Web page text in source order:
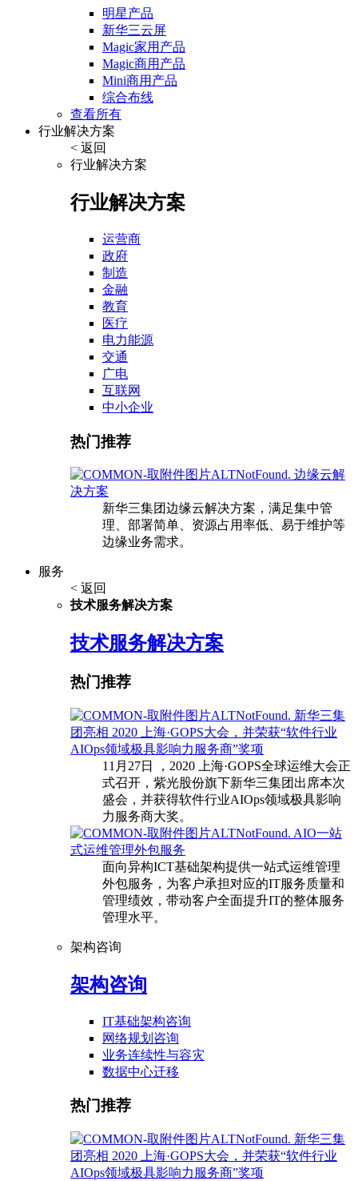
明星产品
新华三云屏
Magic家用产品
Magic商用产品
Mini商用产品
综合布线
查看所有
行业解决方案
< 返回
行业解决方案
行业解决方案
运营商
政府
制造
金融
教育
医疗
电力能源
交通
广电
互联网
中小企业
热门推荐
边缘云解
决方案
新华三集团边缘云解决方案，满足集中管
理、部署简单、资源占用率低、易于维护等
边缘业务需求。
服务
< 返回
技术服务解决方案
技术服务解决方案
热门推荐
新华三集
团亮相 2020 上海·GOPS大会，并荣获“软件行业
AIOps领域极具影响力服务商”奖项
11月27日 ，2020 上海·GOPS全球运维大会正
式召开，紫光股份旗下新华三集团出席本次
盛会，并获得软件行业AIOps领域极具影响
力服务商大奖。
AIO一站
式运维管理外包服务
面向异构ICT基础架构提供一站式运维管理
外包服务，为客户承担对应的IT服务质量和
管理绩效，带动客户全面提升IT的整体服务
管理水平。
架构咨询
架构咨询
IT基础架构咨询
网络规划咨询
业务连续性与容灾
数据中心迁移
热门推荐
新华三集
团亮相 2020 上海·GOPS大会，并荣获“软件行业
AIOps领域极具影响力服务商”奖项